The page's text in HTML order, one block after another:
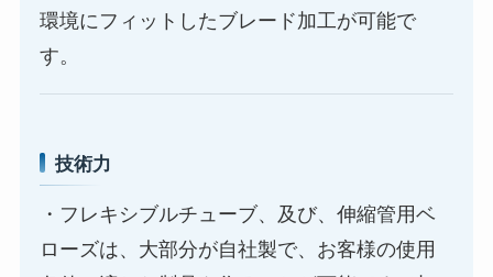
環境にフィットしたブレード加工が可能で
す。
技術力
・フレキシブルチューブ、及び、伸縮管用ベ
ローズは、大部分が自社製で、お客様の使用